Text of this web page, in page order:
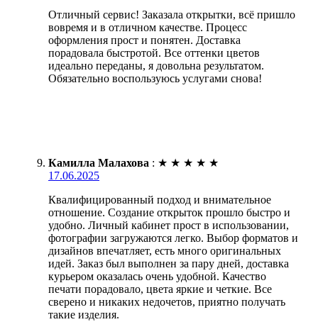
Отличный сервис! Заказала открытки, всё пришло
вовремя и в отличном качестве. Процесс
оформления прост и понятен. Доставка
порадовала быстротой. Все оттенки цветов
идеально переданы, я довольна результатом.
Обязательно воспользуюсь услугами снова!
Камилла Малахова : ★ ★ ★ ★ ★
17.06.2025
Квалифицированный подход и внимательное
отношение. Создание открыток прошло быстро и
удобно. Личный кабинет прост в использовании,
фотографии загружаются легко. Выбор форматов и
дизайнов впечатляет, есть много оригинальных
идей. Заказ был выполнен за пару дней, доставка
курьером оказалась очень удобной. Качество
печати порадовало, цвета яркие и четкие. Все
сверено и никаких недочетов, приятно получать
такие изделия.